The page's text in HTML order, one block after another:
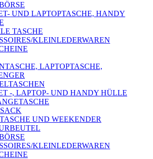
UND LAPTOPTASCHE, HANDY
TASCHE
KLEINLEDERWAREN
LAPTOPTASCHE,
-, LAPTOP- UND HANDY HÜLLE
UND WEEKENDER
KLEINLEDERWAREN